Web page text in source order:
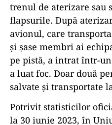
trenul de aterizare sau
flapsurile. După
avionul, care
și șase membri ai
pe pistă, a intrat într-
a luat foc. Doar două
salvate și transportate
Potrivit statisticilor
la 30 iunie 2023, în